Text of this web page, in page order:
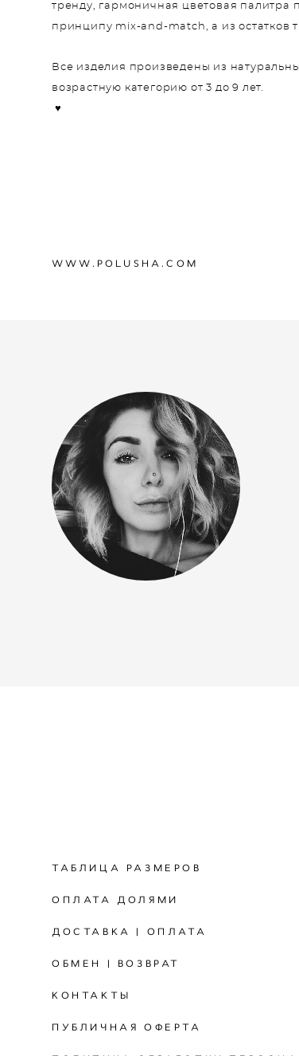
тренду, гармоничная цветовая палитра
принципу mix-and-match, а из остатков
Все изделия произведены из
возрастную категорию от 3 до 9 лет.
♥
WWW.POLUSHA.COM
ТАБЛИЦА РАЗМЕРОВ
ОПЛАТА ДОЛЯМИ
ДОСТАВКА | ОПЛАТА
ОБМЕН | ВОЗВРАТ
КОНТАКТЫ
ПУБЛИЧНАЯ ОФЕРТА